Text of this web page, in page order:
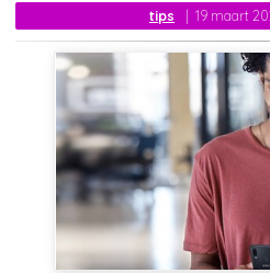
tips 19 maart